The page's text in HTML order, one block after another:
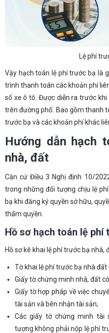
Lệ phí
Vậy hạch toán lệ phí trước bạ là
trình thanh toán các khoản phí
số xe ô tô. Được diễn ra trước
trên đường phố. Bao gồm thanh
trước bạ và các khoản phí khác
Hướng dẫn hạch
nhà, đất
Căn cứ Điều 3 Nghị định 10/
trong những đối tượng chịu lệ
bạ khi đăng ký quyền sở hữu,
thẩm quyền.
Hồ sơ hạch toán lệ phí
Hồ sơ kê khai lệ phí trước bạ nhà,
Tờ khai lệ phí trước bạ nhà
Giấy tờ chứng minh nhà, đất
Giấy tờ hợp pháp về việc
tài sản và bên nhận tài sản;
Các giấy tờ chứng minh tài
tượng không phải nộp lệ phí